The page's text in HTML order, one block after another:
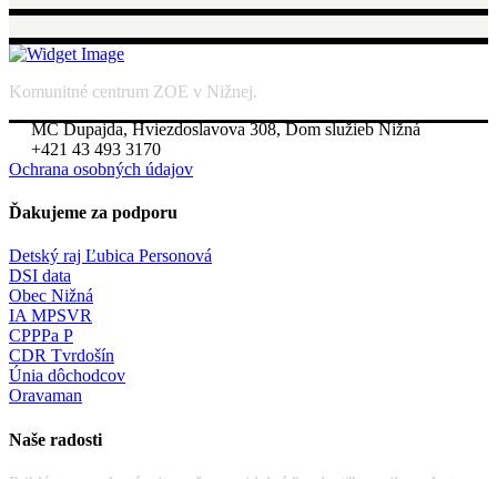
Komunitné centrum ZOE v Nižnej.
MC Dupajda, Hviezdoslavova 308, Dom služieb Nižná
+421 43 493 3170
Ochrana osobných údajov
Ďakujeme za podporu
Detský raj Ľubica Personová
DSI data
Obec Nižná
IA MPSVR
CPPPa P
CDR Tvrdošín
Únia dôchodcov
Oravaman
Naše radosti